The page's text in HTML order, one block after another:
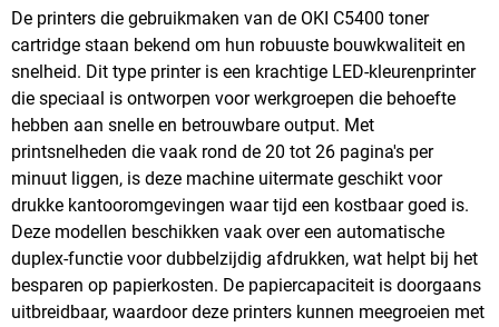
De printers die gebruikmaken van de OKI C5400 toner
cartridge staan bekend om hun robuuste bouwkwaliteit en
snelheid. Dit type printer is een krachtige LED-kleurenprinter
die speciaal is ontworpen voor werkgroepen die behoefte
hebben aan snelle en betrouwbare output. Met
printsnelheden die vaak rond de 20 tot 26 pagina's per
minuut liggen, is deze machine uitermate geschikt voor
drukke kantooromgevingen waar tijd een kostbaar goed is.
Deze modellen beschikken vaak over een automatische
duplex-functie voor dubbelzijdig afdrukken, wat helpt bij het
besparen op papierkosten. De papiercapaciteit is doorgaans
uitbreidbaar, waardoor deze printers kunnen meegroeien met